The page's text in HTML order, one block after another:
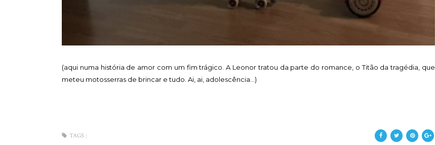
(aqui numa história de amor com um fim trágico. A Leonor tratou da parte do romance, o Titão da tragédia, que
meteu motosserras de brincar e tudo. Ai, ai, adolescência...)
TAGS :